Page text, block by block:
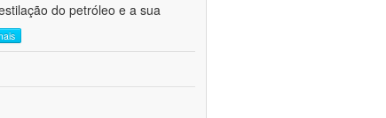
do petróleo e a sua